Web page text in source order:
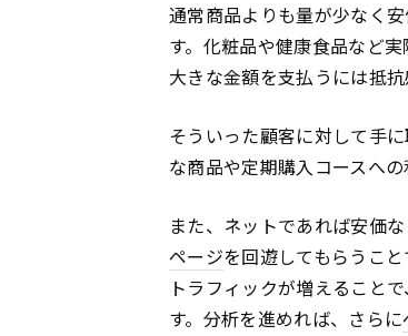
通常商品よりも量が少なく
す。化粧品や健康食品など
大きな金額を支払うには抵抗
そういった顧客に対して手
な商品や定期購入コースへの
また、ネットであれば安価
ページを回遊してもらうこ
トラフィックが増えること
す。分析を進めれば、さらに